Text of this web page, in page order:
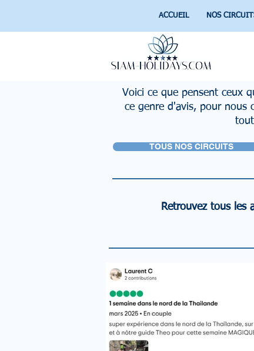
ACCUEIL NOS
Voici ce que pensent ceux
ce genre d'avis, pour nous
TOUS NOS CIRCUITS
Retrouvez tous les